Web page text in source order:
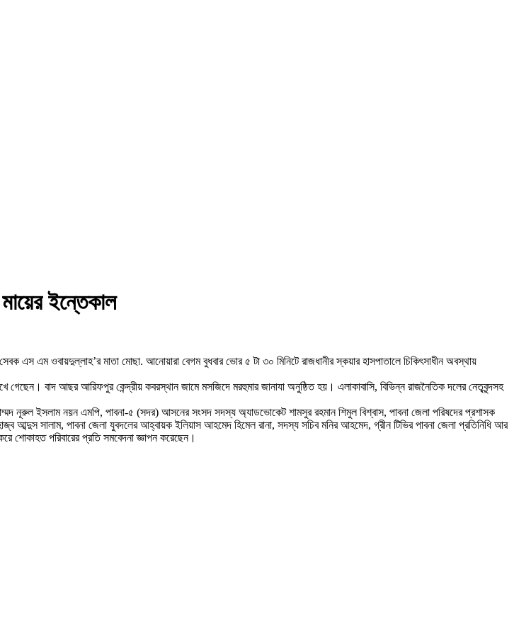
ইন্তেকাল
এস এম ওবায়দুল্লাহ’র মাতা মোছা. আনোয়ারা বেগম বুধবার ভোর ৫ টা ৩০ মিনিটে রাজধানীর স্কয়ার হাসপাতালে চিকিৎসাধীন অবস্থায়
বাদ আছর আরিফপুর কেন্দ্রীয় কবরস্থান জামে মসজিদে মরহুমার জানাযা অনুষ্ঠিত হয়। এলাকাবাসি, বিভিন্ন রাজনৈতিক দলের নেতৃবৃন্দসহ
নূরুল ইসলাম নয়ন এমপি, পাবনা-৫ (সদর) আসনের সংসদ সদস্য অ্যাডভোকেট শামসুর রহমান শিমুল বিশ্বাস, পাবনা জেলা পরিষদের প্রশাসক
আব্দুস সালাম, পাবনা জেলা যুবদলের আহ্বায়ক ইলিয়াস আহমেদ হিমেল রানা, সদস্য সচিব মনির আহমেদ, গ্রীন টিভির পাবনা জেলা প্রতিনিধি আর
পরিবারের প্রতি সমবেদনা জ্ঞাপন করেছেন।